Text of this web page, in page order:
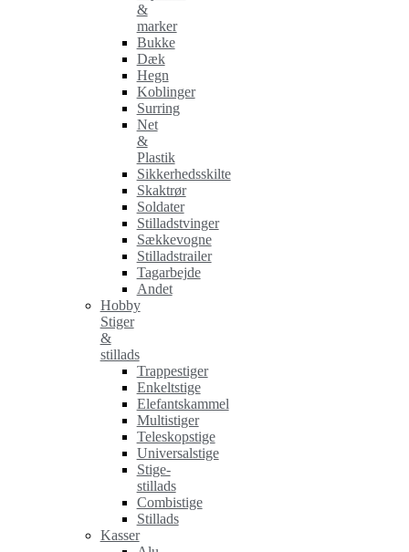
&
marker
Bukke
Dæk
Hegn
Koblinger
Surring
Net
&
Plastik
Sikkerhedsskilte
Skaktrør
Soldater
Stilladstvinger
Sækkevogne
Stilladstrailer
Tagarbejde
Andet
Hobby
Stiger
&
stillads
Trappestiger
Enkeltstige
Elefantskammel
Multistiger
Teleskopstige
Universalstige
Stige-
stillads
Combistige
Stillads
Kasser